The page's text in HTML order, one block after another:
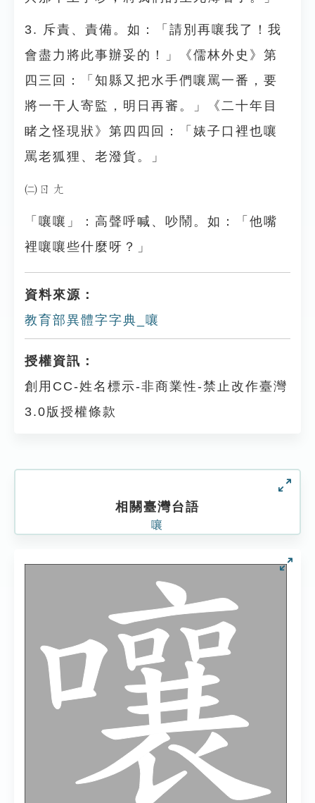
3. 斥責、責備。如：「請別再嚷我了！我
會盡力將此事辦妥的！」《儒林外史》第
四三回：「知縣又把水手們嚷罵一番，要
將一干人寄監，明日再審。」《二十年目
睹之怪現狀》第四四回：「婊子口裡也嚷
罵老狐狸、老潑貨。」
㈡ㄖㄤ
「嚷嚷」：高聲呼喊、吵鬧。如：「他嘴
裡嚷嚷些什麼呀？」
資料來源：
教育部異體字字典_嚷
授權資訊：
創用CC-姓名標示-非商業性-禁止改作臺灣
3.0版授權條款
相關臺灣台語
嚷